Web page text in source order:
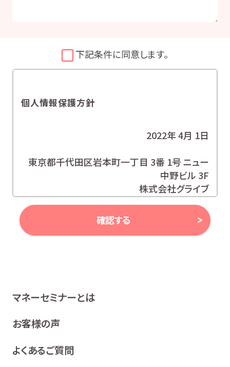
下記条件に同意します。
個人情報保護方針
2022年 4月 1日
東京都千代田区岩本町一丁目 3番 1号 ニュー
中野ビル 3F
株式会社グライブ
代表取締役 安田 潔
当社は、お客様の個人情報及び個人番号（以下「個人情報
当社は、個人情報等の保護に関する関係諸法令、ガイドラ
イン及び、所属金融商品取引業者の社内規程並びにこの
個人情報保護方針を遵守いたします。
2 利用目的
確認する
マネーセミナーとは
お客様の声
よくあるご質問